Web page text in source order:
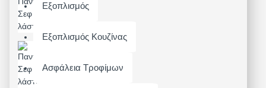
Εξοπλισμός
Εξοπλισμός Κουζίνας
Ασφάλεια Τροφίμων